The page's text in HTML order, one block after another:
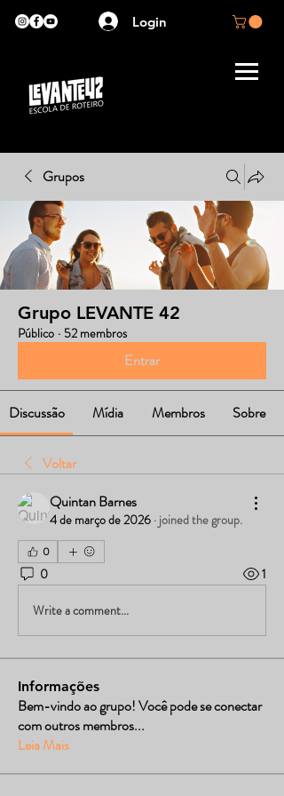
Login
Grupos
Grupo LEVANTE 42
Público · 52 membros
Entrar
Discussão Mídia Membros Sobre
Voltar
Quintan Barnes
4 de março de 2026 · joined the group.
0
0 1
Write a comment...
Informações
Bem-vindo ao grupo! Você pode se conectar
com outros membros...
Leia Mais